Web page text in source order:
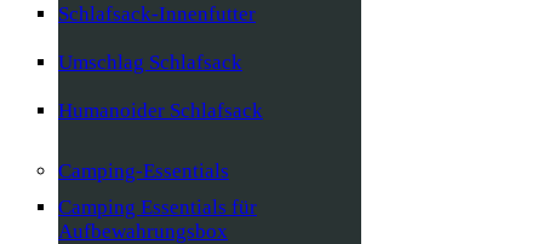
Schlafsack-Innenfutter
Umschlag Schlafsack
Humanoider Schlafsack
Camping-Essentials
Camping Essentials für
Aufbewahrungsbox